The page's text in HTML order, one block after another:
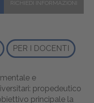
PER I DOCENTI
e
propedeutico
principale la